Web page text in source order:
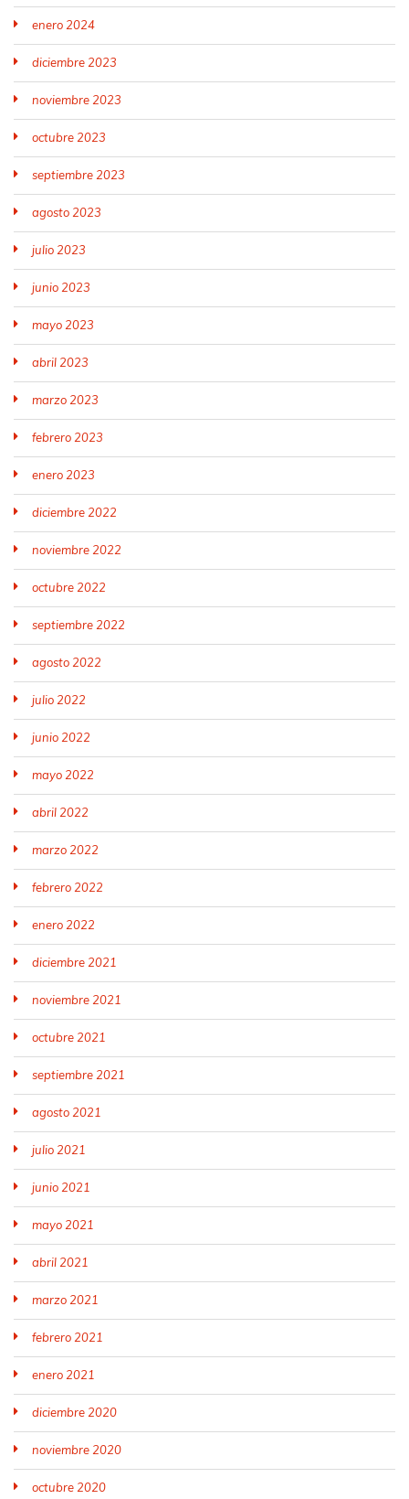
enero 2024
diciembre 2023
noviembre 2023
octubre 2023
septiembre 2023
agosto 2023
julio 2023
junio 2023
mayo 2023
abril 2023
marzo 2023
febrero 2023
enero 2023
diciembre 2022
noviembre 2022
octubre 2022
septiembre 2022
agosto 2022
julio 2022
junio 2022
mayo 2022
abril 2022
marzo 2022
febrero 2022
enero 2022
diciembre 2021
noviembre 2021
octubre 2021
septiembre 2021
agosto 2021
julio 2021
junio 2021
mayo 2021
abril 2021
marzo 2021
febrero 2021
enero 2021
diciembre 2020
noviembre 2020
octubre 2020